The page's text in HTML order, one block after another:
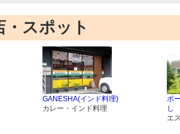
・スポット
GANESHA(インド料理)
カレー・インド料理
ポ
し
エ